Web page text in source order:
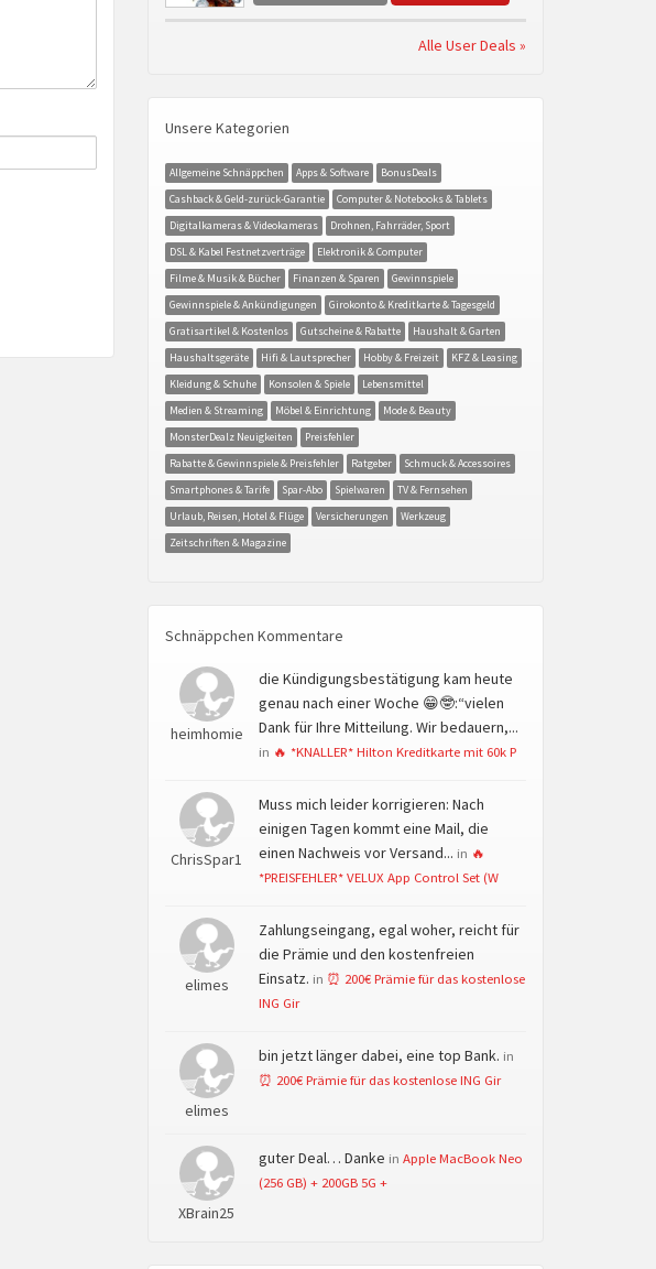
Alle User Deals »
Unsere Kategorien
Allgemeine Schnäppchen Apps & Software
BonusDeals
Cashback & Geld-zurück-Garantie
Computer & Notebooks & Tablets
Digitalkameras & Videokameras
Drohnen, Fahrräder, Sport
DSL & Kabel Festnetzverträge
Elektronik & Computer
Filme & Musik & Bücher
Finanzen & Sparen
Gewinnspiele
Gewinnspiele & Ankündigungen
Girokonto & Kreditkarte & Tagesgeld
Gratisartikel & Kostenlos
Gutscheine & Rabatte
Haushalt & Garten
Haushaltsgeräte
Hifi & Lautsprecher Hobby & Freizeit
KFZ & Leasing
Kleidung & Schuhe
Konsolen & Spiele
Lebensmittel
Medien & Streaming
Möbel & Einrichtung
Mode & Beauty
MonsterDealz Neuigkeiten
Preisfehler
Rabatte & Gewinnspiele & Preisfehler
Ratgeber
Schmuck & Accessoires
Smartphones & Tarife
Spar-Abo Spielwaren
TV & Fernsehen
Urlaub, Reisen, Hotel & Flüge
Versicherungen
Werkzeug
Zeitschriften & Magazine
Schnäppchen Kommentare
heimhomie
die Kündigungsbestätigung kam heute
genau nach einer Woche 😁🤓:“vielen
Dank für Ihre Mitteilung. Wir bedauern,...
in 🔥 *KNALLER* Hilton Kreditkarte mit 60k P
ChrisSpar1
Muss mich leider korrigieren: Nach
einigen Tagen kommt eine Mail, die
einen Nachweis vor Versand... in 🔥
*PREISFEHLER* VELUX App Control Set (W
elimes
Zahlungseingang, egal woher, reicht für
die Prämie und den kostenfreien
Einsatz. in ⏰ 200€ Prämie für das kostenlose
ING Gir
elimes
bin jetzt länger dabei, eine top Bank. in
⏰ 200€ Prämie für das kostenlose ING Gir
XBrain25
guter Deal… Danke in Apple MacBook Neo
(256 GB) + 200GB 5G +